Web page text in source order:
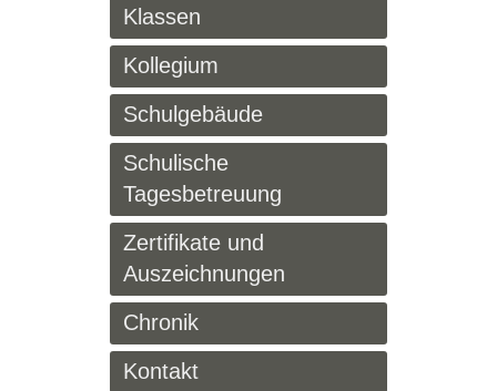
Klassen
Kollegium
Schulgebäude
Schulische
Tagesbetreuung
Zertifikate und
Auszeichnungen
Chronik
Kontakt